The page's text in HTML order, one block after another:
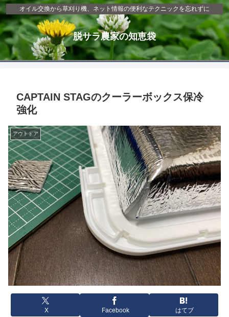
オイル交換から草刈り機、ネット情報の便利なテクニックを忘れずに
脱サラ農家の知恵袋
CAPTAIN STAGのクーラーボックス保冷
強化
アウトドア
X Facebook はてブ